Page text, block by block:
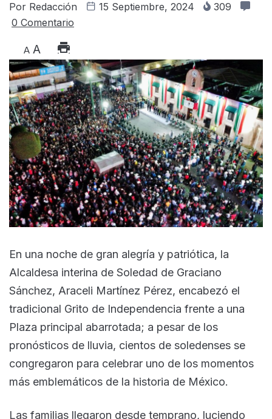
Por Redacción 15 Septiembre, 2024
309
0 Comentario
A A
En una noche de gran alegría y patriótica, la
Alcaldesa interina de Soledad de Graciano
Sánchez, Araceli Martínez Pérez, encabezó el
tradicional Grito de Independencia frente a una
Plaza principal abarrotada; a pesar de los
pronósticos de lluvia, cientos de soledenses se
congregaron para celebrar uno de los momentos
más emblemáticos de la historia de México.
Las familias llegaron desde temprano, luciendo